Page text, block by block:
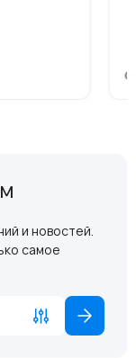
и новостей.
самое